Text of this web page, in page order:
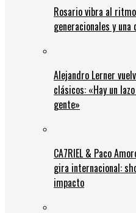
Rosario vibra al
generacionales y
Alejandro Lerner
clásicos: «Hay un
gente»
CA7RIEL & Paco
gira internacional:
impacto